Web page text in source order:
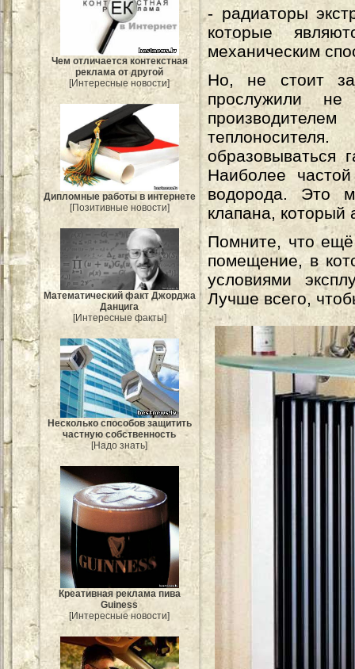
Чем отличается контекстная
реклама от другой
[Интересные новости]
Дипломные работы в интернете
[Позитивные новости]
Mатематический факт Джорджа
Данцига
[Интересные факты]
Несколько способов защитить
частную собственность
[Надо знать]
Креативная реклама пива
Guiness
[Интересные новости]
- радиаторы
которые
механическим
Но, не стоит
прослужили
образовываться
Наиболее
водорода. Это
клапана, который
Помните, что ещё
помещение, в
условиями
Лучше всего,